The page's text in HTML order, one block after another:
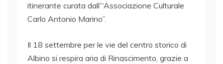
itinerante curata dall’“Associazione Culturale
Carlo Antonio Marino”.
Il 18 settembre per le vie del centro storico di
Albino si respira aria di Rinascimento, grazie a